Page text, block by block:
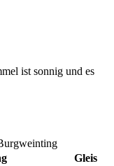
ist sonnig und es
Gleis